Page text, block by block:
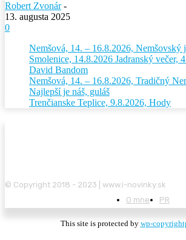
Robert Zvonár -
13. augusta 2025
0
Nemšová, 14. – 16.8.2026, Nemšovský
Smolenice, 14.8.2026 Jadranský večer,
David Bandom
Nemšová, 14. – 16.8.2026, Tradičný
Najlepší je náš, guláš
Trenčianske Teplice, 9.8.2026, Hody
© Copyright 2018 - 2023 | www.i-novinky.sk
O mne
PR
This site is protected by wp-